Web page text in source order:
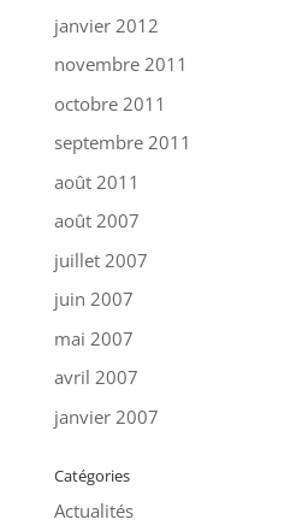
janvier 2012
novembre 2011
octobre 2011
septembre 2011
août 2011
août 2007
juillet 2007
juin 2007
mai 2007
avril 2007
janvier 2007
Catégories
Actualités